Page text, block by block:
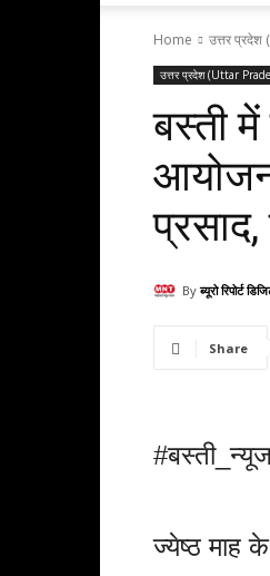
Home उत्तर
उत्तर प्रदेश (Uttar
बस्ती
By ब्यूरो रिपोर्ट
Share
ज्येष्ठ माह